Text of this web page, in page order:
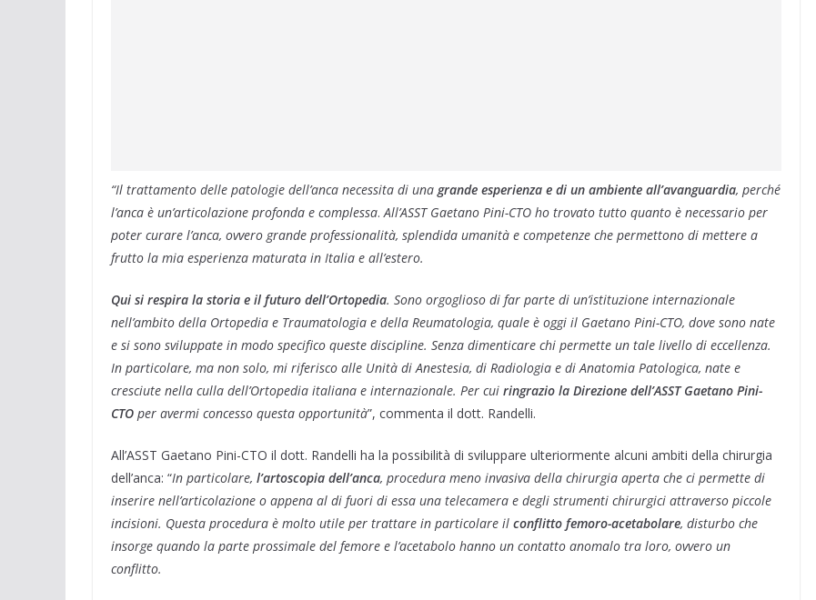
“Il trattamento delle patologie dell’anca necessita di una grande esperienza e di un ambiente all’avanguardia, perché
l’anca è un’articolazione profonda e complessa. All’ASST Gaetano Pini-CTO ho trovato tutto quanto è necessario per
poter curare l’anca, ovvero grande professionalità, splendida umanità e competenze che permettono di mettere a
frutto la mia esperienza maturata in Italia e all’estero.
Qui si respira la storia e il futuro dell’Ortopedia. Sono orgoglioso di far parte di un’istituzione internazionale
nell’ambito della Ortopedia e Traumatologia e della Reumatologia, quale è oggi il Gaetano Pini-CTO, dove sono nate
e si sono sviluppate in modo specifico queste discipline. Senza dimenticare chi permette un tale livello di eccellenza.
In particolare, ma non solo, mi riferisco alle Unità di Anestesia, di Radiologia e di Anatomia Patologica, nate e
cresciute nella culla dell’Ortopedia italiana e internazionale. Per cui ringrazio la Direzione dell’ASST Gaetano Pini-
CTO per avermi concesso questa opportunità”, commenta il dott. Randelli.
All’ASST Gaetano Pini-CTO il dott. Randelli ha la possibilità di sviluppare ulteriormente alcuni ambiti della chirurgia
dell’anca: “In particolare, l’artoscopia dell’anca, procedura meno invasiva della chirurgia aperta che ci permette di
inserire nell’articolazione o appena al di fuori di essa una telecamera e degli strumenti chirurgici attraverso piccole
incisioni. Questa procedura è molto utile per trattare in particolare il conflitto femoro-acetabolare, disturbo che
insorge quando la parte prossimale del femore e l’acetabolo hanno un contatto anomalo tra loro, ovvero un
conflitto.